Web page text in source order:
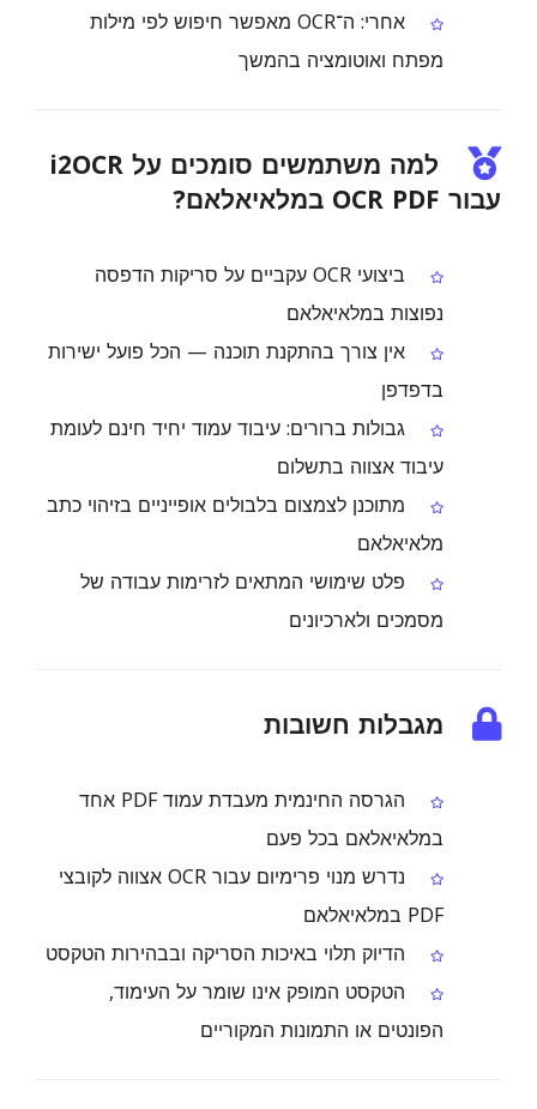
אחרי: ה־OCR מאפשר חיפוש לפי מילות
מפתח ואוטומציה בהמשך
למה משתמשים סומכים על i2OCR
עבור OCR PDF במלאיאלאם?
ביצועי OCR עקביים על סריקות הדפסה
נפוצות במלאיאלאם
אין צורך בהתקנת תוכנה — הכל פועל ישירות
בדפדפן
גבולות ברורים: עיבוד עמוד יחיד חינם לעומת
עיבוד אצווה בתשלום
מתוכנן לצמצום בלבולים אופייניים בזיהוי כתב
מלאיאלאם
פלט שימושי המתאים לזרימות עבודה של
מסמכים ולארכיונים
מגבלות חשובות
הגרסה החינמית מעבדת עמוד PDF אחד
במלאיאלאם בכל פעם
נדרש מנוי פרימיום עבור OCR אצווה לקובצי
PDF במלאיאלאם
הדיוק תלוי באיכות הסריקה ובבהירות הטקסט
הטקסט המופק אינו שומר על העימוד,
הפונטים או התמונות המקוריים